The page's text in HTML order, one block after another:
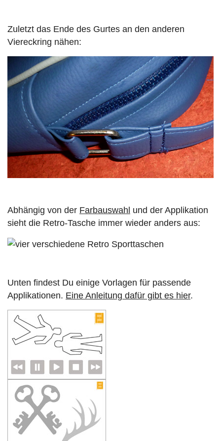
Zuletzt das Ende des Gurtes an den anderen
Viereckring nähen:
Abhängig von der Farbauswahl und der Applikation
sieht die Retro-Tasche immer wieder anders aus:
Unten findest Du einige Vorlagen für passende
Applikationen. Eine Anleitung dafür gibt es hier.